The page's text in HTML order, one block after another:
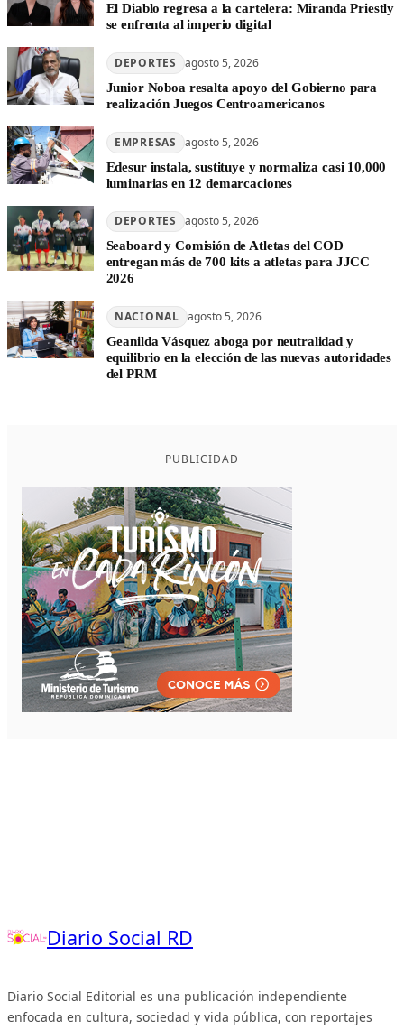
El Diablo regresa a la cartelera: Miranda Priestly
se enfrenta al imperio digital
DEPORTES agosto 5, 2026
Junior Noboa resalta apoyo del Gobierno para
realización Juegos Centroamericanos
EMPRESAS agosto 5, 2026
Edesur instala, sustituye y normaliza casi 10,000
luminarias en 12 demarcaciones
DEPORTES agosto 5, 2026
Seaboard y Comisión de Atletas del COD
entregan más de 700 kits a atletas para JJCC
2026
NACIONAL agosto 5, 2026
Geanilda Vásquez aboga por neutralidad y
equilibrio en la elección de las nuevas autoridades
del PRM
PUBLICIDAD
Diario Social RD
Diario Social Editorial es una publicación independiente
enfocada en cultura, sociedad y vida pública, con reportajes